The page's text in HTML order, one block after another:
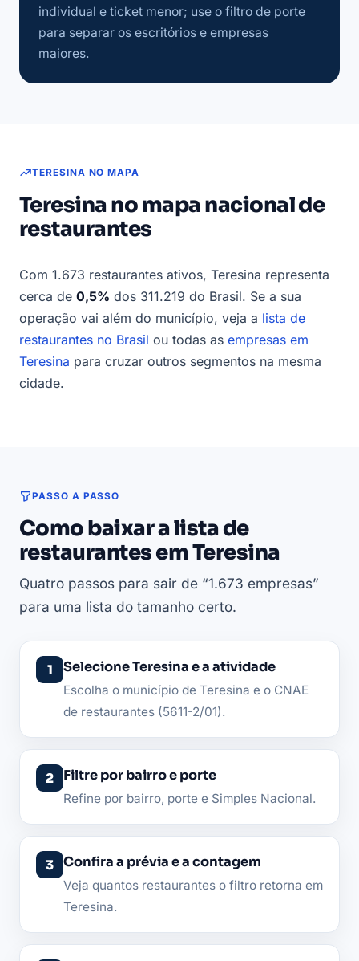
individual e ticket menor; use o filtro de porte
para separar os escritórios e empresas
maiores.
TERESINA NO MAPA
Teresina no mapa nacional de
restaurantes
Com 1.673 restaurantes ativos, Teresina representa
cerca de 0,5% dos 311.219 do Brasil. Se a sua
operação vai além do município, veja a lista de
restaurantes no Brasil ou todas as empresas em
Teresina para cruzar outros segmentos na mesma
cidade.
PASSO A PASSO
Como baixar a lista de
restaurantes em Teresina
Quatro passos para sair de “1.673 empresas”
para uma lista do tamanho certo.
Selecione Teresina e a atividade
Escolha o município de Teresina e o CNAE
de restaurantes (5611-2/01).
Filtre por bairro e porte
Refine por bairro, porte e Simples Nacional.
Confira a prévia e a contagem
Veja quantos restaurantes o filtro retorna em
Teresina.